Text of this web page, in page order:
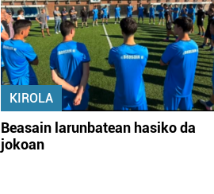
KIROLA
Beasain larunbatean hasiko da
jokoan